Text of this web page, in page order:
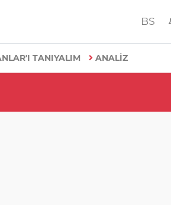
BS
TANIYALIM ANALİZ